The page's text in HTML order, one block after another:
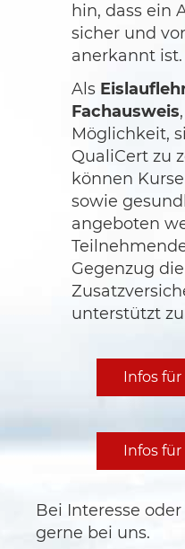
hin, dass ein
sicher und
anerkannt ist.
Als
Fachausweis
Möglichkeit,
QualiCert zu
können
sowie
angeboten
Gegenzug
unterstützt
Infos
Infos
Bei Interesse
gerne bei uns.